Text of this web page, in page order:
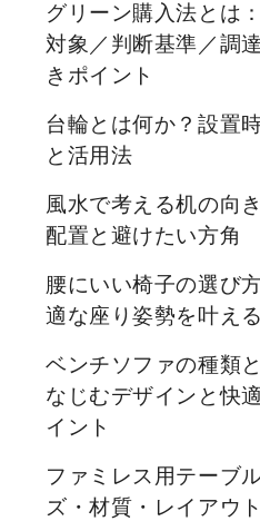
グリーン購入法とは
対象／判断基準／調
きポイント
台輪とは何か？設置
と活用法
風水で考える机の向
配置と避けたい方角
腰にいい椅子の選び
適な座り姿勢を叶え
ベンチソファの種類
なじむデザインと快
イント
ファミレス用テーブ
ズ・材質・レイアウ